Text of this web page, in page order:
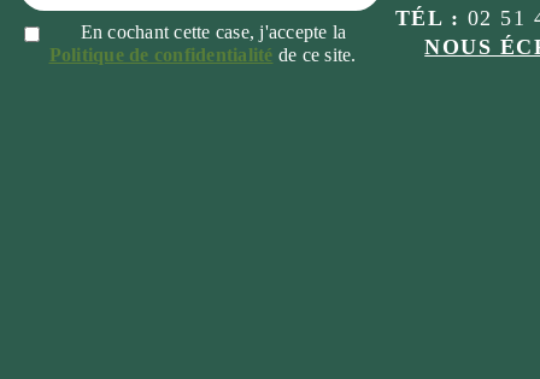
En cochant cette case, j'accepte la
Politique de confidentialité de ce site.
TÉL : 02 51
NOUS